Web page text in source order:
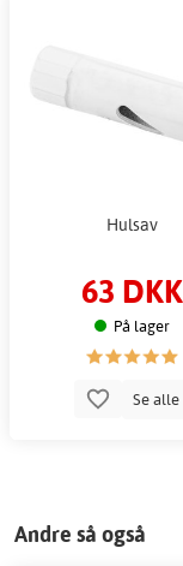
Hulsav
63 DKK
På lager
Se alle
Andre så også